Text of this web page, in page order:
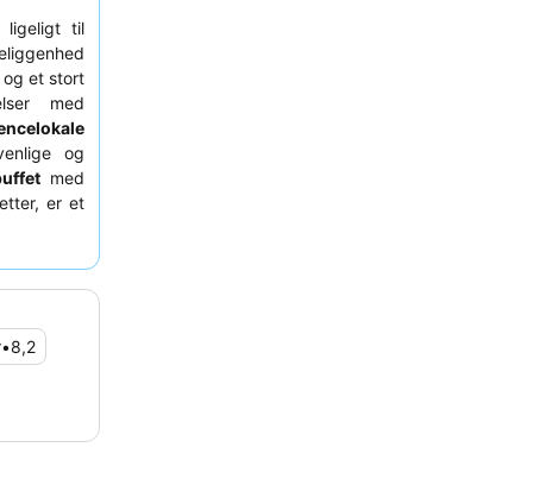
ligeligt til
og et stort
med
og
med
er et
med
•8,2